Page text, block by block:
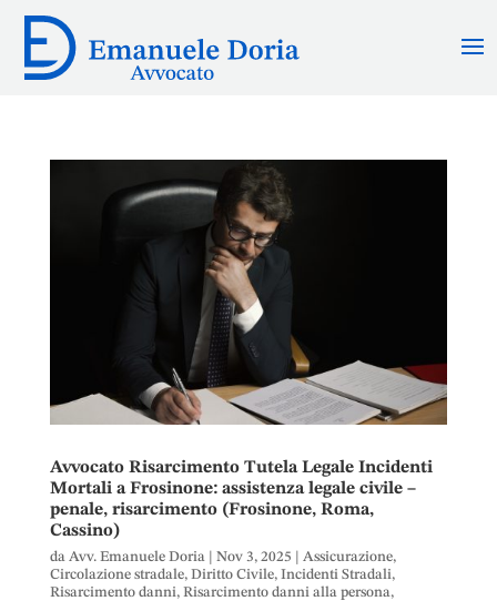
Avvocato Risarcimento Tutela Legale Incidenti
Mortali a Frosinone: assistenza legale civile –
penale, risarcimento (Frosinone, Roma,
Cassino)
da Avv. Emanuele Doria| Nov 3, 2025 Assicurazione,
Circolazione stradale, Diritto Civile, Incidenti Stradali,
Risarcimento danni, Risarcimento danni alla persona,